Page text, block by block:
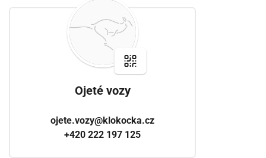
Ojeté vozy
ojete.vozy@klokocka.cz
+420 222 197 125